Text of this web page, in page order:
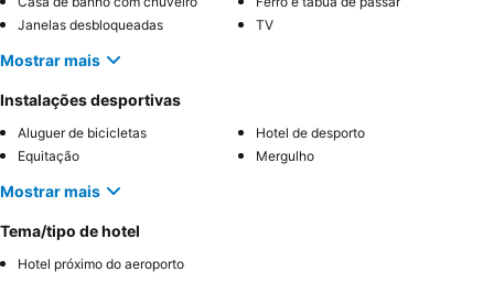
Janelas desbloqueadas
TV
Mostrar mais
Instalações desportivas
Aluguer de bicicletas
Hotel de desporto
Equitação
Mergulho
Mostrar mais
Tema/tipo de hotel
Hotel próximo do aeroporto